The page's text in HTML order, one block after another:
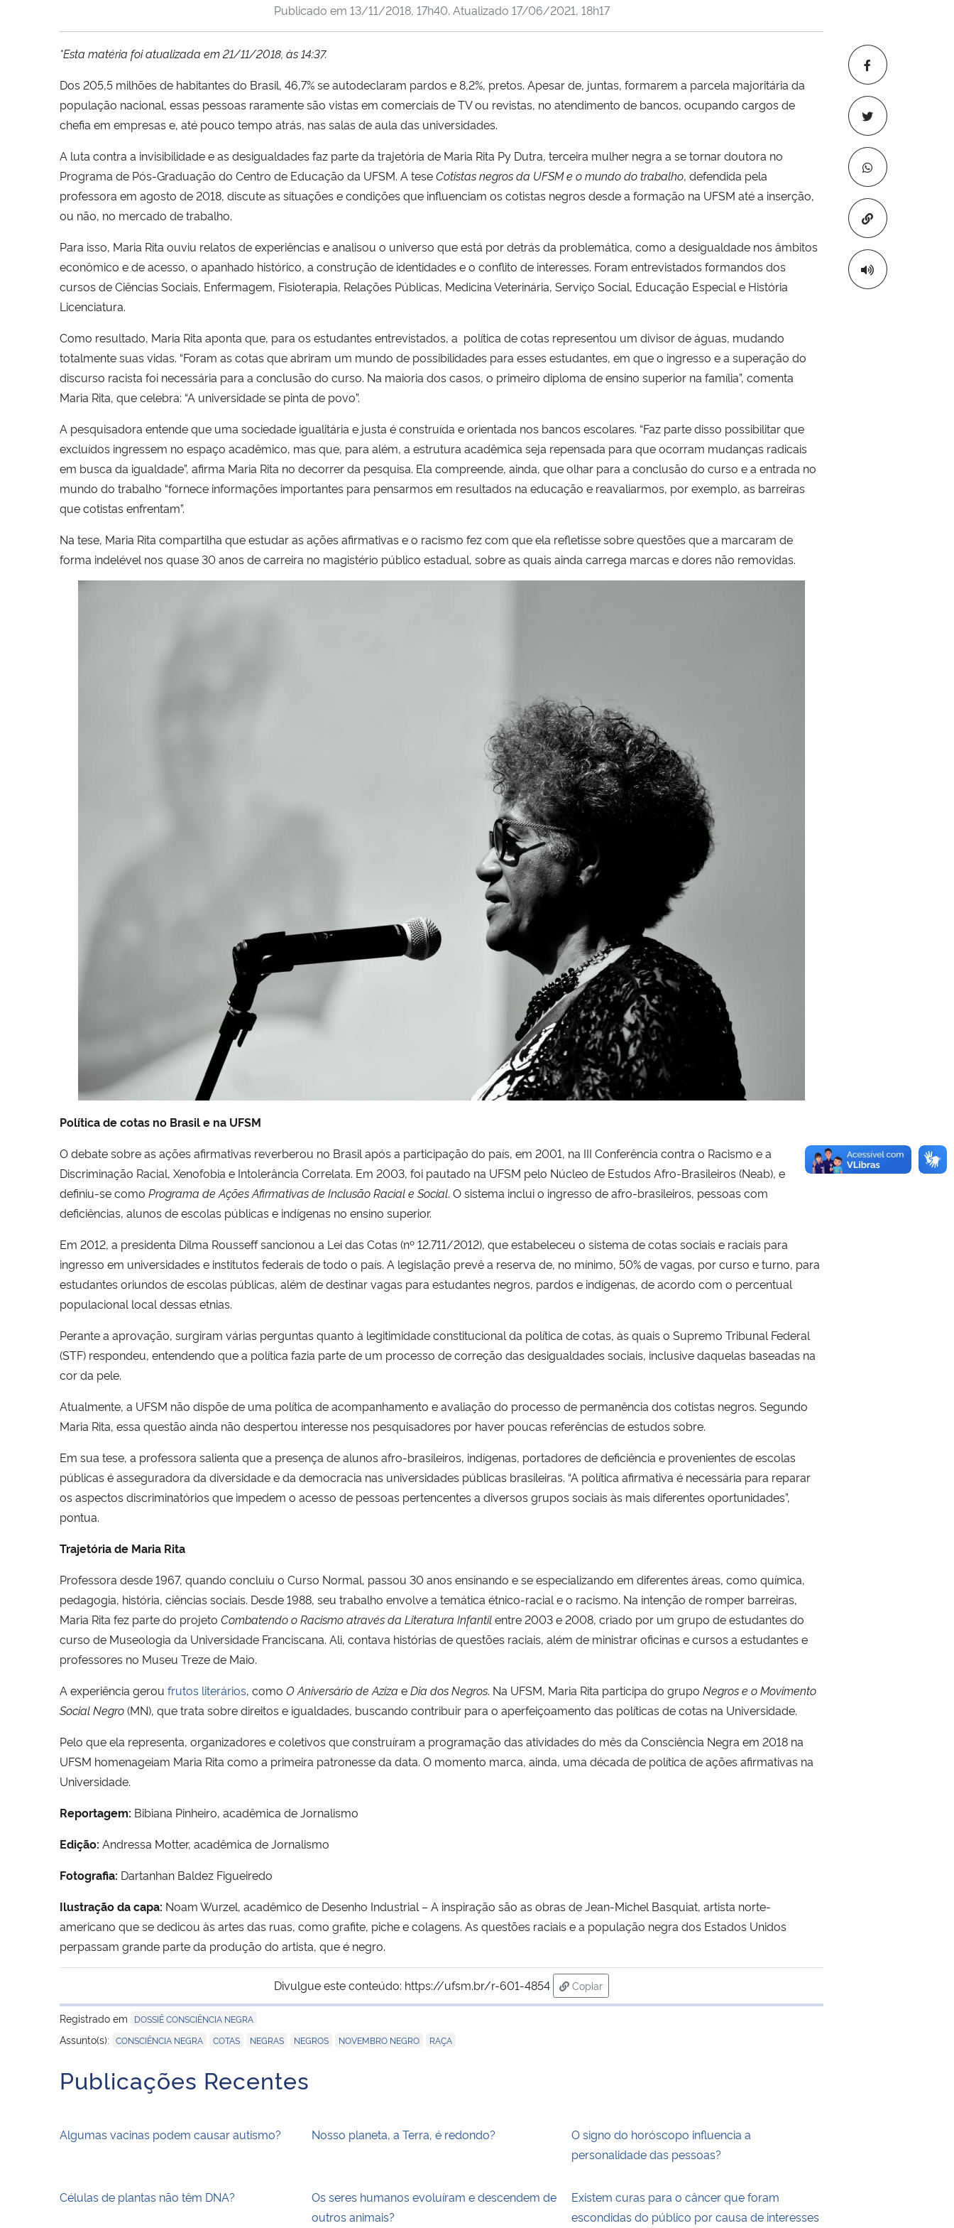
Copiar para
Publicado em 13/11/2018, 17h40. Atualizado 17/06/2021, 18h17
*Esta matéria foi atualizada em 21/11/2018, às 14:37.
Dos 205,5 milhões de habitantes do Brasil, 46,7% se autodeclaram pardos e 8,2%, pretos. Apesar de, juntas, formarem a parcela majoritária da
população nacional, essas pessoas raramente são vistas em comerciais de TV ou revistas, no atendimento de bancos, ocupando cargos de
chefia em empresas e, até pouco tempo atrás, nas salas de aula das universidades.
A luta contra a invisibilidade e as desigualdades faz parte da trajetória de Maria Rita Py Dutra, terceira mulher negra a se tornar doutora no
Programa de Pós-Graduação do Centro de Educação da UFSM. A teseCotistas negros da UFSM e o mundo do trabalho, defendida pela
professora em agosto de 2018, discute as situações e condições que influenciam os cotistas negros desde a formação na UFSM até a inserção,
ou não, no mercado de trabalho.
Para isso, Maria Rita ouviu relatos de experiências e analisou o universo que está por detrás da problemática, como a desigualdade nos âmbitos
econômico e de acesso, o apanhado histórico, a construção de identidades e o conflito de interesses. Foram entrevistados formandos dos
cursos de Ciências Sociais, Enfermagem, Fisioterapia, Relações Públicas, Medicina Veterinária, Serviço Social, Educação Especial e História
Licenciatura.
Como resultado, Maria Rita aponta que, para os estudantes entrevistados, a política de cotas representou um divisor de águas, mudando
totalmente suas vidas. “Foram as cotas que abriram um mundo de possibilidades para esses estudantes, em que o ingresso e a superação do
discurso racista foi necessária para a conclusão do curso. Na maioria dos casos, o primeiro diploma de ensino superior na família”, comenta
Maria Rita, que celebra: “A universidade se pinta de povo”.
A pesquisadora entendeque uma sociedade igualitária e justa é construída e orientada nos bancos escolares. “Faz parte disso possibilitar que
excluídos ingressem no espaço acadêmico, mas que, para além, a estrutura acadêmica seja repensada para que ocorram mudanças radicais
em busca da igualdade”, afirma Maria Rita no decorrer da pesquisa. Ela compreende, ainda, que olhar para a conclusão do curso e a entrada no
mundo do trabalho “fornece informações importantes para pensarmos em resultados na educação e reavaliarmos, por exemplo, as barreiras
que cotistas enfrentam”.
Na tese, Maria Rita compartilha que estudar as ações afirmativas e o racismo fez com que ela refletissesobre questões que a marcaram de
forma indelével nos quase 30 anos de carreira no magistério público estadual, sobre as quais ainda carrega marcas e dores não removidas.
Política de cotas no Brasil e na UFSM
O debate sobre as ações afirmativas reverberou no Brasil após a participação do país, em 2001, na III Conferência contra o Racismo e a
Discriminação Racial, Xenofobia e Intolerância Correlata. Em 2003, foi pautado na UFSM pelo Núcleo de Estudos Afro-Brasileiros (Neab), e
definiu-se como Programa de Ações Afirmativas de Inclusão Racial e Social. O sistema inclui o ingresso de afro-brasileiros, pessoas com
deficiências, alunos de escolas públicas e indígenas no ensino superior.
Em 2012, a presidenta Dilma Rousseff sancionou a Lei das Cotas (nº 12.711/2012), que estabeleceu o sistema de cotas sociais e raciais para
ingresso em universidades e institutos federais de todo o país. A legislação prevê a reserva de, no mínimo, 50% de vagas, por curso e turno, para
estudantes oriundos de escolas públicas, além de destinar vagas para estudantes negros, pardos e indígenas, de acordo com o percentual
populacional local dessas etnias.
Perante a aprovação, surgiram várias perguntas quanto à legitimidade constitucional da política de cotas, às quais o Supremo Tribunal Federal
(STF) respondeu, entendendo que a política fazia parte de um processo de correção das desigualdades sociais, inclusive daquelas baseadas na
cor da pele.
Atualmente, a UFSM não dispõe de uma política de acompanhamento e avaliação do processo de permanência dos cotistas negros. Segundo
Maria Rita, essa questão ainda não despertou interesse nos pesquisadores por haver poucas referências de estudos sobre.
Em sua tese, a professora salienta que a presença de alunos afro-brasileiros, indígenas, portadores de deficiência e provenientes de escolas
públicas é asseguradora da diversidade e da democracia nas universidades públicas brasileiras. “A política afirmativa é necessária para reparar
os aspectos discriminatórios que impedem o acesso de pessoas pertencentes a diversos grupos sociais às mais diferentes oportunidades”,
pontua.
Trajetória de Maria Rita
Professora desde 1967, quando concluiu o Curso Normal, passou 30 anos ensinando e se especializando em diferentes áreas, como química,
pedagogia, história, ciências sociais. Desde 1988, seu trabalho envolve a temática étnico-racial e o racismo. Na intenção de romper barreiras,
Maria Rita fez parte do projeto Combatendo o Racismo através da Literatura Infantilentre 2003 e 2008, criado por um grupo de estudantes do
curso de Museologia da Universidade Franciscana. Ali, contava histórias de questões raciais, além de ministrar oficinas e cursos a estudantes e
professores no Museu Treze de Maio.
A experiência gerou frutos literários, como O Aniversário de Aziza eDia dos Negros. Na UFSM, Maria Rita participa do grupo Negros e o Movimento
Social Negro(MN), que trata sobre direitos e igualdades, buscando contribuir para o aperfeiçoamento das políticas de cotas na Universidade.
Pelo que ela representa, organizadores e coletivos que construíram a programação das atividades do mês da Consciência Negra em 2018 na
UFSM homenageiam Maria Rita como a primeira patronesse da data. O momento marca, ainda, uma década de política de ações afirmativas na
Universidade.
Reportagem: Bibiana Pinheiro, acadêmica de Jornalismo
Edição: Andressa Motter, acadêmica de Jornalismo
Fotografia: Dartanhan Baldez Figueiredo
Ilustração da capa: Noam Wurzel, acadêmico de Desenho Industrial – A inspiração são as obras deJean-Michel Basquiat, artista norte-
americano quese dedicou às artes das ruas, como grafite, piche e colagens. As questões raciais e a população negra dos Estados Unidos
perpassam grande parte da produção do artista, que é negro.
Divulgue este conteúdo: https://ufsm.br/r-601-4854
Copiar
para área de transferência
Registrado em
DOSSIÊ CONSCIÊNCIA NEGRA
Assunto(s): CONSCIÊNCIA NEGRA COTAS NEGRAS NEGROS NOVEMBRO NEGRO RAÇA
Publicações Recentes
Algumas vacinas podem causar autismo? Nosso planeta, a Terra, é redondo?
O signo do horóscopo influencia a
personalidade das pessoas?
Células de plantas não têm DNA?
Os seres humanos evoluíram e descendem de
outros animais?
Existem curas para o câncer que foram
escondidas do público por causa de interesses